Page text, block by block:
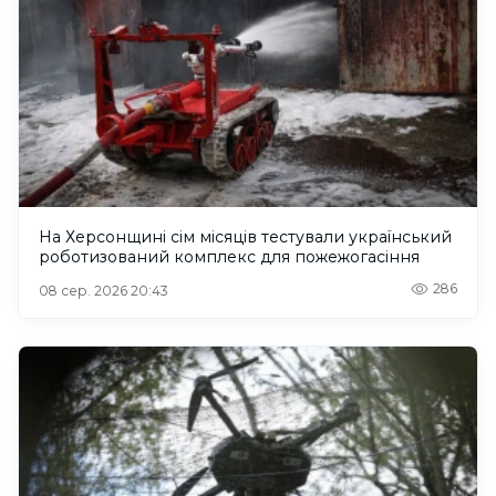
На Херсонщині сім місяців тестували український
роботизований комплекс для пожежогасіння
08 сер. 2026 20:43 286